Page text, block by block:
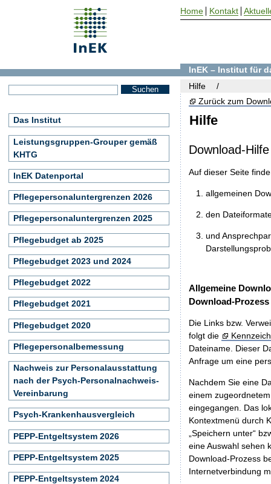
Hilfe
Zurück zum
Download-Hilfe
Auf dieser Seite
allgemeinen
den
und
Allgemeine
Download-Prozess
Die Links bzw.
folgt die
Dateiname. Dieser
Anfrage um eine
Nachdem Sie eine
einem
eingegangen. Das
Kontextmenü durch
„Speichern unter“
eine Auswahl sehen
Download-Prozess
Internetverbindung
InEK – Institut für
Hilfe
Das Institut
Leistungsgruppen-Grouper gemäß
KHTG
InEK Datenportal
Pflegepersonaluntergrenzen 2026
Pflegepersonaluntergrenzen 2025
Pflegebudget ab 2025
Pflegebudget 2023 und 2024
Pflegebudget 2022
Pflegebudget 2021
Pflegebudget 2020
Pflegepersonalbemessung
Nachweis zur Personalausstattung
nach der Psych-Personalnachweis-
Vereinbarung
Psych-Krankenhausvergleich
PEPP-Entgeltsystem 2026
PEPP-Entgeltsystem 2025
PEPP-Entgeltsystem 2024
Home Kontakt